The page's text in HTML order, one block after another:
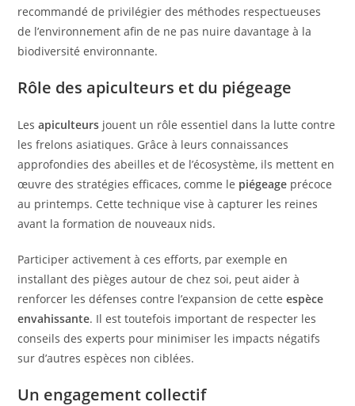
recommandé de privilégier des méthodes respectueuses
de l’environnement afin de ne pas nuire davantage à la
biodiversité environnante.
Rôle des apiculteurs et du piégeage
Lesapiculteurs jouent un rôle essentiel dans la lutte contre
les frelons asiatiques. Grâce à leurs connaissances
approfondies des abeilles et de l’écosystème, ils mettent en
œuvre des stratégies efficaces, comme le piégeage précoce
au printemps. Cette technique vise à capturer les reines
avant la formation de nouveaux nids.
Participer activement à ces efforts, par exemple en
installant des pièges autour de chez soi, peut aider à
renforcer les défenses contre l’expansion de cetteespèce
envahissante. Il est toutefois important de respecter les
conseils des experts pour minimiser les impacts négatifs
sur d’autres espèces non ciblées.
Un engagement collectif